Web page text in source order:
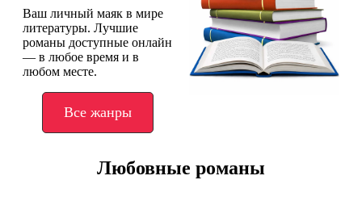
Ваш личный маяк в мире
литературы. Лучшие
романы доступные онлайн
— в любое время и в
любом месте.
Все жанры
Любовные романы